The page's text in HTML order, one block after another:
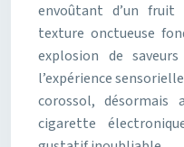
envoûtant d’un
texture onctueuse
explosion de
l’expérience
corossol, désormais
cigarette